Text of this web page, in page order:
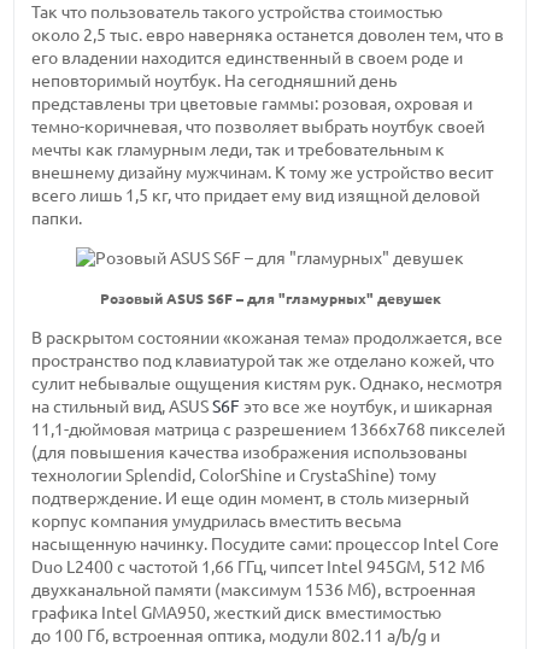
Так что пользователь такого устройства стоимостью
около 2,5 тыс.евро наверняка останется доволен тем, что в
его владении находится единственный в своем роде и
неповторимый ноутбук. На сегодняшний день
представлены три цветовые гаммы: розовая, охровая и
темно-коричневая,что позволяет выбрать ноутбук своей
мечты как гламурным леди, так и требовательным к
внешнему дизайну мужчинам. К тому же устройство весит
всего лишь 1,5 кг,что придает ему вид изящной деловой
папки.
Розовый ASUS S6F – для "гламурных" девушек
В раскрытом состоянии «кожаная тема» продолжается, все
пространство под клавиатурой так же отделано кожей, что
сулит небывалые ощущения кистям рук. Однако, несмотря
на стильный вид, ASUSS6F это все же ноутбук, и шикарная
11,1-дюймовая матрица с разрешением 1366х768 пикселей
(для повышения качества изображения использованы
технологии Splendid, ColorShine и CrystaShine) тому
подтверждение. И еще один момент, в столь мизерный
корпус компания умудрилась вместить весьма
насыщенную начинку. Посудите сами: процессор Intel Core
Duo L2400 с частотой 1,66 ГГц,чипсетIntel 945GM, 512 Мб
двухканальной памяти (максимум 1536 Мб), встроенная
графика Intel GMA950,жесткий диск вместимостью
до 100 Гб, встроенная оптика, модули 802.11 a/b/g и